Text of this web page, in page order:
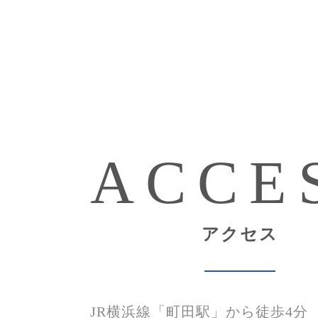
アクセス
JR横浜線 「町田駅」から徒歩4分